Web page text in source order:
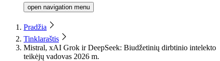
open navigation menu
Pradžia
Tinklaraštis
Mistral, xAI Grok ir DeepSeek: Biudžetinių dirbtinio intelekto
teikėjų vadovas 2026 m.